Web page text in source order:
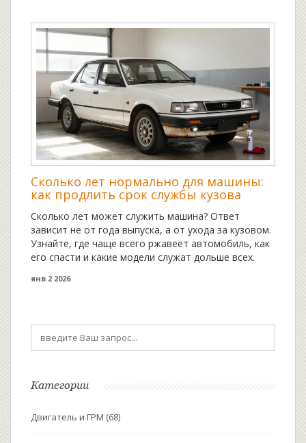
Сколько лет нормально для машины:
как продлить срок службы кузова
Сколько лет может служить машина? Ответ
зависит не от года выпуска, а от ухода за кузовом.
Узнайте, где чаще всего ржавеет автомобиль, как
его спасти и какие модели служат дольше всех.
янв 2 2026
Категории
Двигатель и ГРМ (68)